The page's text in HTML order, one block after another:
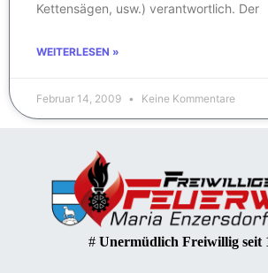
Kettensägen, usw.) verantwortlich. Der
WEITERLESEN »
Februar 14, 2009 Keine Kommentare
# Unermüdlich Freiwillig seit